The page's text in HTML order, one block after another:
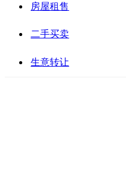
房屋租售
二手买卖
生意转让